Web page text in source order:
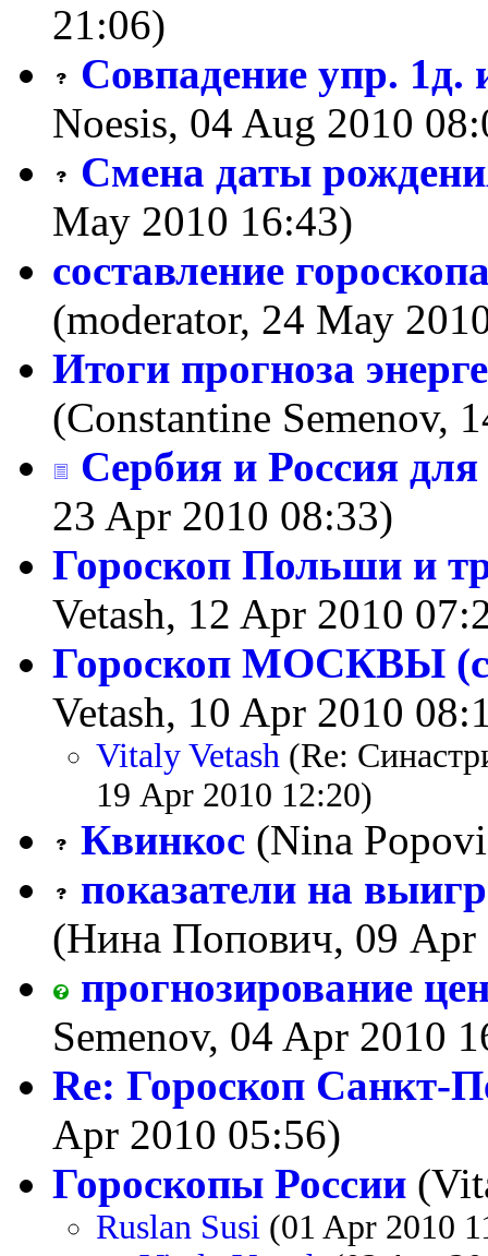
21:06)
Совпадение упр. 1д.
Noesis, 04 Aug 2010
Смена даты
May 2010 16:43)
составление
(moderator, 24 May
Итоги прогноза
(Constantine Semenov,
Сербия и Россия
23 Apr 2010 08:33)
Гороскоп Польши и
Vetash, 12 Apr 2010
Гороскоп МОСКВЫ (с
Vetash, 10 Apr 2010
Vitaly Vetash (Re:
19 Apr 2010 12:20)
Квинкос (Nina
показатели на
(Нина Попович, 09 Apr
прогнозирование
Semenov, 04 Apr 2010
Re: Гороскоп Санкт-
Apr 2010 05:56)
Гороскопы России
Ruslan Susi (01 Apr 2010